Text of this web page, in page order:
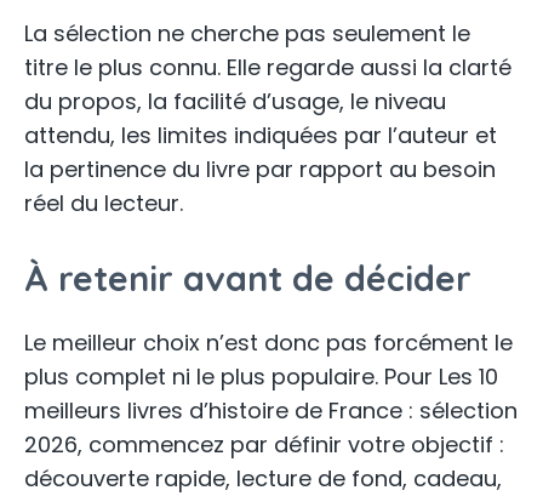
La sélection ne cherche pas seulement le
titre le plus connu. Elle regarde aussi la clarté
du propos, la facilité d’usage, le niveau
attendu, les limites indiquées par l’auteur et
la pertinence du livre par rapport au besoin
réel du lecteur.
À retenir avant de décider
Le meilleur choix n’est donc pas forcément le
plus complet ni le plus populaire. Pour Les 10
meilleurs livres d’histoire de France : sélection
2026, commencez par définir votre objectif :
découverte rapide, lecture de fond, cadeau,